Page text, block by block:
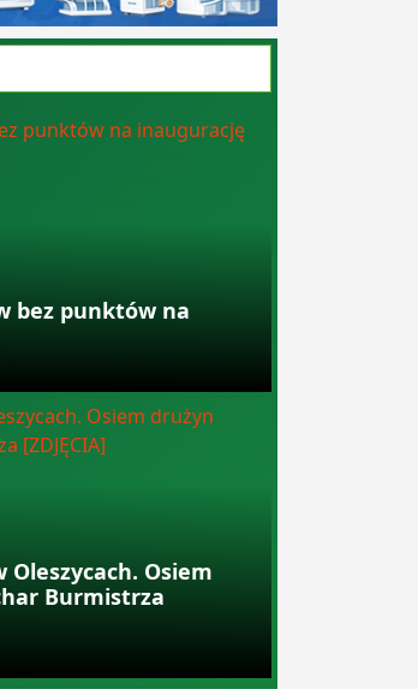
bez punktów na
Oleszycach. Osiem
Burmistrza